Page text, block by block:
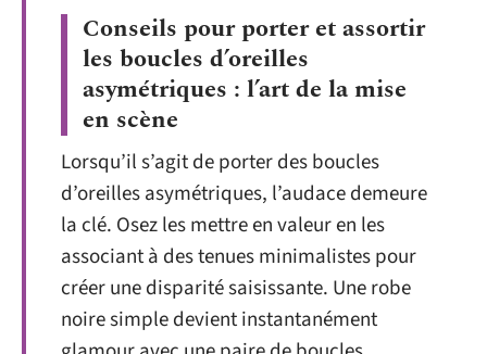
Conseils pour porter et assortir
les boucles d’oreilles
asymétriques : l’art de la mise
en scène
Lorsqu’il s’agit de porter des boucles
d’oreilles asymétriques, l’audace demeure
la clé. Osez les mettre en valeur en les
associant à des tenues minimalistes pour
créer une disparité saisissante. Une robe
noire simple devient instantanément